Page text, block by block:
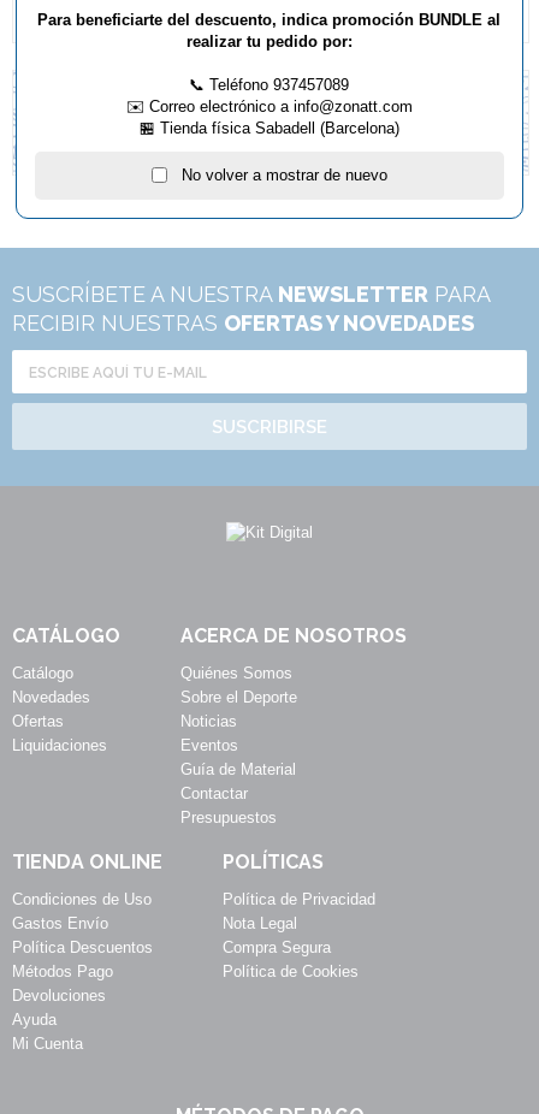
SUSCRÍBETE A NUESTRA NEWSLETTER PARA
RECIBIR NUESTRAS OFERTAS Y NOVEDADES
SUSCRIBIRSE
CATÁLOGO
Catálogo
Novedades
Ofertas
Liquidaciones
ACERCA DE NOSOTROS
Quiénes Somos
Sobre el Deporte
Noticias
Eventos
Guía de Material
Contactar
Presupuestos
TIENDA ONLINE
Condiciones de Uso
Gastos Envío
Política Descuentos
Métodos Pago
Devoluciones
Ayuda
Mi Cuenta
POLÍTICAS
Política de Privacidad
Nota Legal
Compra Segura
Política de Cookies
Para beneficiarte del descuento, indica promoción BUNDLE al
realizar tu pedido por:
📞 Teléfono 937457089
✉️ Correo electrónico a info@zonatt.com
🏪 Tienda física Sabadell (Barcelona)
No volver a mostrar de nuevo